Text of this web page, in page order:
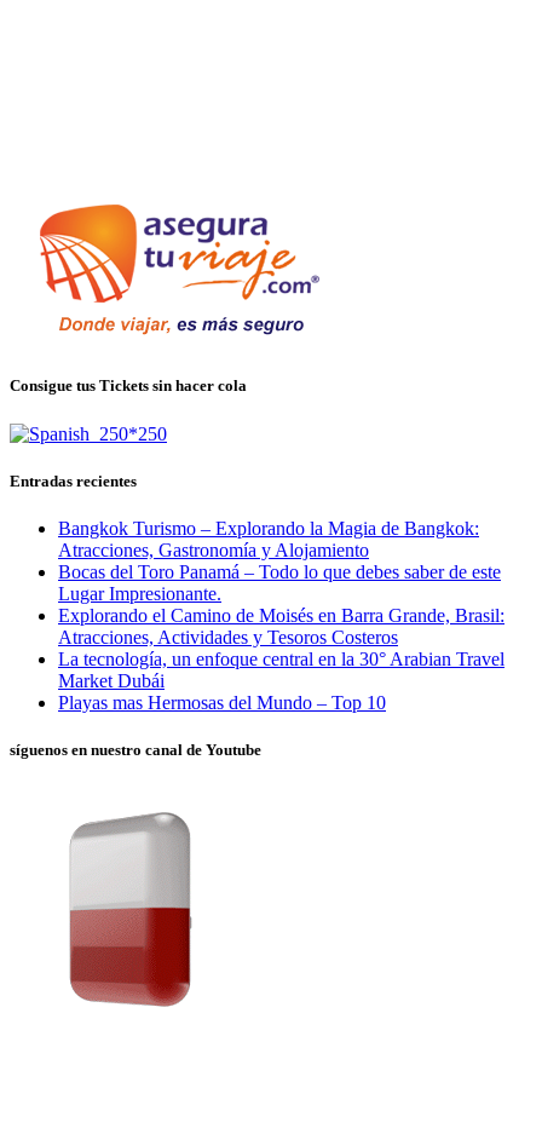
Consigue tus Tickets sin hacer cola
Entradas recientes
Bangkok Turismo – Explorando la Magia de Bangkok:
Atracciones, Gastronomía y Alojamiento
Bocas del Toro Panamá – Todo lo que debes saber de este
Lugar Impresionante.
Explorando el Camino de Moisés en Barra Grande, Brasil:
Atracciones, Actividades y Tesoros Costeros
La tecnología, un enfoque central en la 30° Arabian Travel
Market Dubái
Playas mas Hermosas del Mundo – Top 10
síguenos en nuestro canal de Youtube